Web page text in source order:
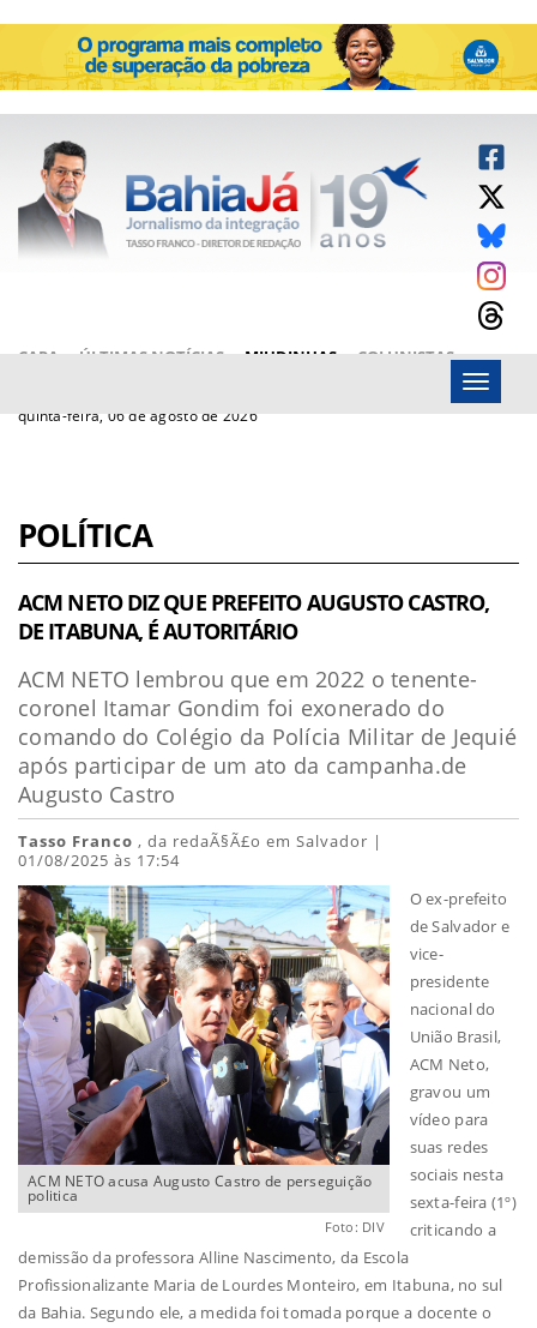
CAPA ÚLTIMAS NOTÍCIAS MIUDINHAS
COLUNISTAS
quinta-feira, 06 de agosto de 2026
Menu
POLÍTICA
ACM NETO DIZ QUE PREFEITO AUGUSTO CASTRO,
DE ITABUNA, É AUTORITÁRIO
ACM NETO lembrou que em 2022 o tenente-
coronel Itamar Gondim foi exonerado do
comando do Colégio da Polícia Militar de Jequié
após participar de um ato da campanha.de
Augusto Castro
Tasso Franco , da redaÃ§Ã£o em Salvador |
01/08/2025 às 17:54
ACM NETO acusa Augusto Castro de perseguição
politica
Foto: DIV
O ex-prefeito
de Salvador e
vice-
presidente
nacional do
União Brasil,
ACM Neto,
gravou um
vídeo para
suas redes
sociais nesta
sexta-feira (1º)
criticando a
demissão da professora Alline Nascimento, da Escola
Profissionalizante Maria de Lourdes Monteiro, em Itabuna, no sul
da Bahia. Segundo ele, a medida foi tomada porque a docente o